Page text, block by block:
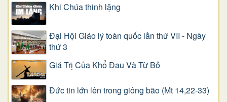
Khi Chúa thinh lặng
Đại Hội Giáo lý toàn quốc lần thứ VII - Ngày
thứ 3
Giá Trị Của Khổ Ðau Và Từ Bỏ
Đức tin lớn lên trong giông bão (Mt 14,22-33)